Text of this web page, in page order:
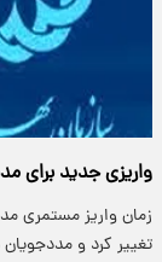
واریزی جدید برای
تغییر کرد و مددجویان در تایخ ۲۰ هر